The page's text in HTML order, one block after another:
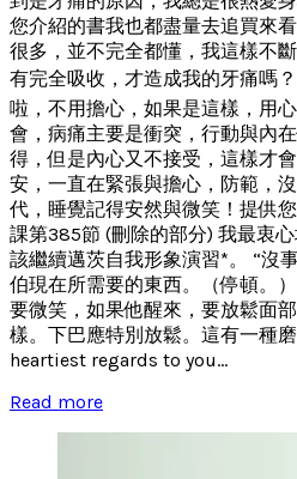
您介紹的書我也都盡量去追買來
很多，並不完全都懂，我這樣不
有完全吸收，才造成我的牙痛嗎
啦，不用擔心，如果是這樣，用
會，病痛主要是衝突，行動與內
得，但是內心又不接受，這樣才
安，一直在緊張與擔心，防範，
代，睡覺記得安然與微笑！提供
課第385節 (刪除的部分) 我最衷
該繼續邁茨自我形象演習*。 “沒
伯現在所需要的東西。（停頓。
要微笑，如果他醒來，要放鬆面
樣。下巴應特別放鬆。這有一種
heartiest regards to you...
Read more